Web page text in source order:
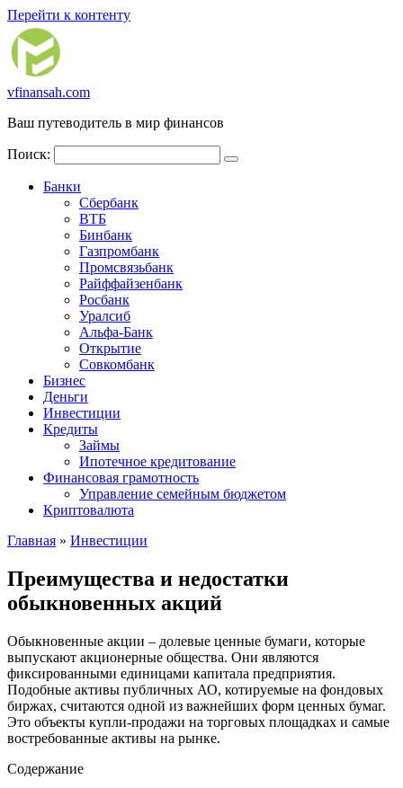
Перейти к контенту
vfinansah.com
Ваш путеводитель в мир финансов
Поиск:
Банки
Сбербанк
ВТБ
Бинбанк
Газпромбанк
Промсвязьбанк
Райффайзенбанк
Росбанк
Уралсиб
Альфа-Банк
Открытие
Совкомбанк
Бизнес
Деньги
Инвестиции
Кредиты
Займы
Ипотечное кредитование
Финансовая грамотность
Управление семейным бюджетом
Криптовалюта
Главная » Инвестиции
Преимущества и недостатки
обыкновенных акций
Обыкновенные акции – долевые ценные бумаги, которые
выпускают акционерные общества. Они являются
фиксированными единицами капитала предприятия.
Подобные активы публичных АО, котируемые на фондовых
биржах, считаются одной из важнейших форм ценных бумаг.
Это объекты купли-продажи на торговых площадках и самые
востребованные активы на рынке.
Содержание